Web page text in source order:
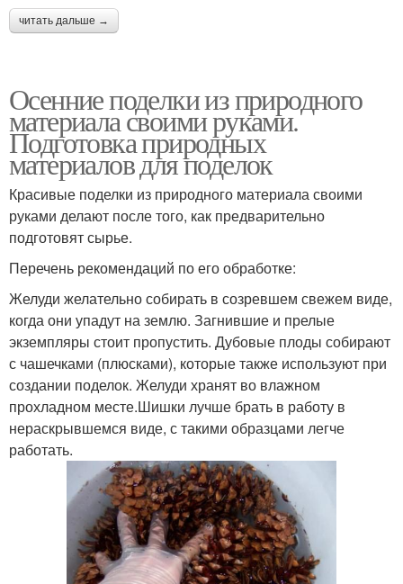
читать дальше →
Осенние поделки из природного
материала своими руками.
Подготовка природных
материалов для поделок
Красивые поделки из природного материала своими
руками делают после того, как предварительно
подготовят сырье.
Перечень рекомендаций по его обработке:
Желуди желательно собирать в созревшем свежем виде,
когда они упадут на землю. Загнившие и прелые
экземпляры стоит пропустить. Дубовые плоды собирают
с чашечками (плюсками), которые также используют при
создании поделок. Желуди хранят во влажном
прохладном месте.Шишки лучше брать в работу в
нераскрывшемся виде, с такими образцами легче
работать.